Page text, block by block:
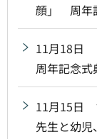
顔」 周年
11月18日
周年記念
11月15日
先生と幼